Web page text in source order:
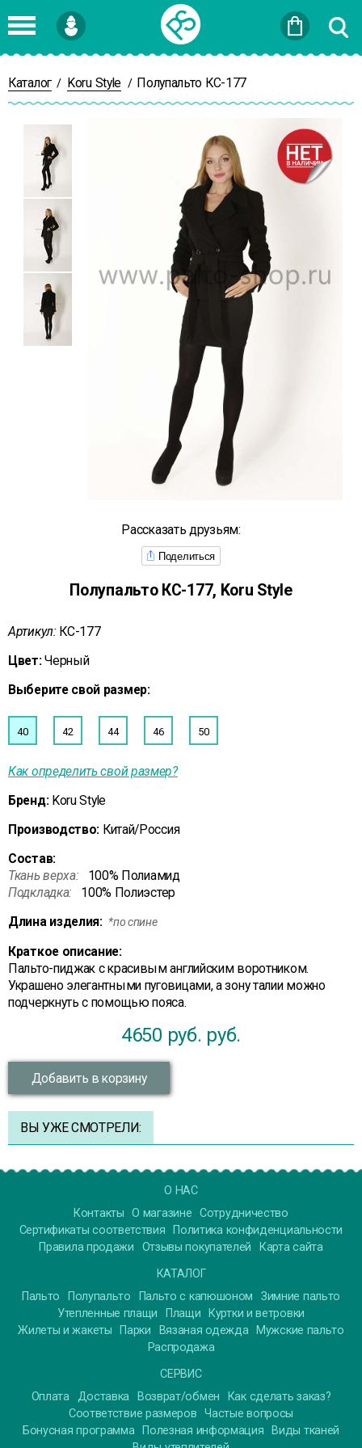
Войти
Каталог / Koru Style / Полупальто КС-177
Рассказать друзьям:
Поделиться
Полупальто КС-177, Koru Style
Артикул: КС-177
Цвет: Черный
Выберите свой размер:
40 42 44 46 50
Как определить свой размер?
Бренд: Koru Style
Производство: Китай/Россия
Состав:
Ткань верха:
100% Полиамид
Подкладка:
100% Полиэстер
Длина изделия: *по спине
Краткое описание:
Пальто-пиджак с красивым английским воротником.
Украшено элегантными пуговицами, а зону талии можно
подчеркнуть с помощью пояса.
4650 руб. руб.
Добавить в корзину
ВЫ УЖЕ СМОТРЕЛИ:
О НАС
Контакты
О магазине Сотрудничество
Сертификаты соответствия
Политика конфиденциальности
Правила продажи
Отзывы покупателей
Карта сайта
КАТАЛОГ
Пальто
Полупальто Пальто с капюшоном
Зимние пальто
Утепленные плащи
Плащи
Куртки и ветровки
Жилеты и жакеты
Парки Вязаная одежда
Мужские пальто
Распродажа
СЕРВИС
Оплата Доставка Возврат/обмен
Как сделать заказ?
Соответствие размеров
Частые вопросы
Бонусная программа
Полезная информация
Виды тканей